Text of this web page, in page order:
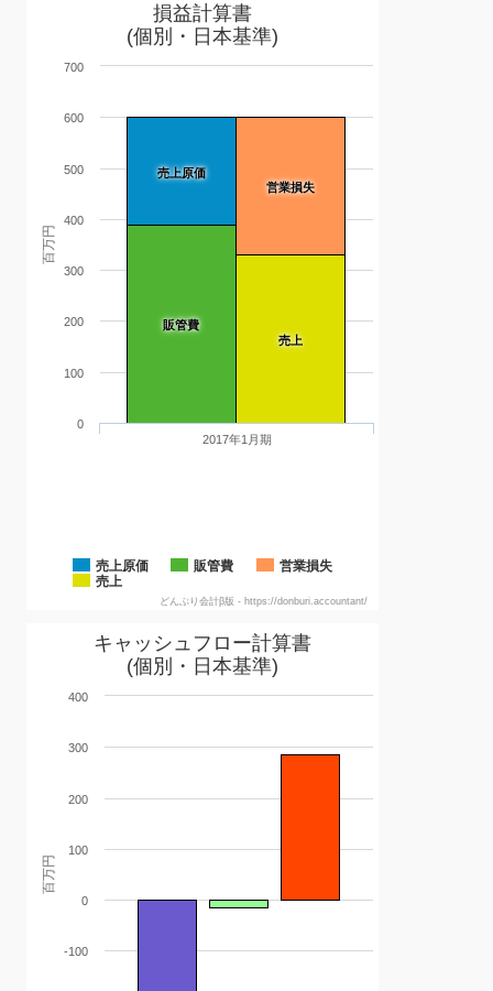
百万円
損益計算書
(個別・日本基準)
売上原価
販管費
営業損失
売上
売上原価 販管費
営業損失
売上
2017年1月期
0
100
200
300
400
500
600
700
どんぶり会計β版 - https://donburi.accountant/
百万円
キャッシュフロー計算書
(個別・日本基準)
-100
0
100
200
300
400